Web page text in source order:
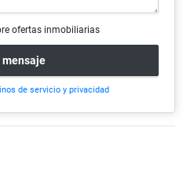
ofertas inmobiliarias
mensaje
de servicio y privacidad